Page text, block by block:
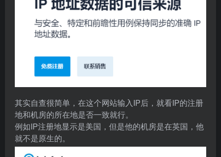
其实自查很简单，在这个网站输入IP后，就看IP的注册
地和机房的所在地是否一致就行。
例如IP注册地显示是美国，但是他的机房是在英国，他
就不是原生的。